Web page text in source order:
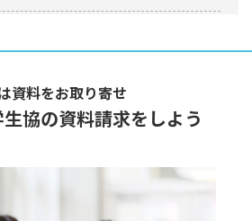
資料をお取り寄せ
協の資料請求をしよう